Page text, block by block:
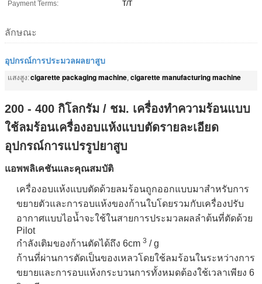
Payment Terms:
T/T
ลักษณะ
อุปกรณ์การประมวลผลยาสูบ
แสงสูง:cigarette packaging machine, cigarette manufacturing machine
200 - 400 กิโลกรัม / ชม. เครื่องทำความร้อนแบบ
ใช้ลมร้อนเครื่องอบแห้งแบบตัดรายละเอียด
อุปกรณ์การแปรรูปยาสูบ
แอพพลิเคชันและคุณสมบัติ
เครื่องอบแห้งแบบตัดด้วยลมร้อนถูกออกแบบมาสำหรับการ
ขยายตัวและการอบแห้งของก้านใบโดยรวมกับเครื่องปรับ
อากาศแบบไอน้ำจะใช้ในสายการประมวลผลลำต้นที่ตัดด้วย
Pilot
กำลังเติมของก้านตัดได้ถึง 6cm 3 / g
ก้านที่ผ่านการตัดเป็นของเหลวโดยใช้ลมร้อนในระหว่างการ
ขยายและการอบแห้งกระบวนการทั้งหมดต้องใช้เวลาเพียง 6